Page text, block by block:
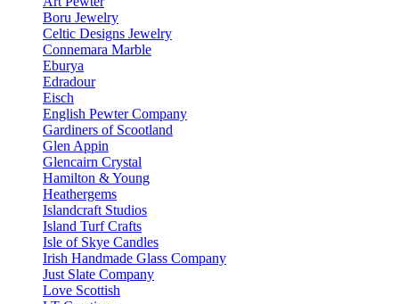
Boru Jewelry
Celtic Designs Jewelry
Connemara Marble
Eburya
Edradour
Eisch
English Pewter Company
Gardiners of Scootland
Glen Appin
Glencairn Crystal
Hamilton & Young
Heathergems
Islandcraft Studios
Island Turf Crafts
Isle of Skye Candles
Irish Handmade Glass Company
Just Slate Company
Love Scottish